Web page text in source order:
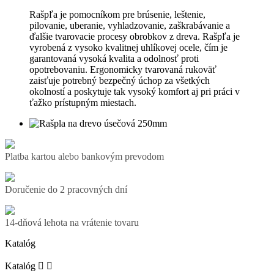
Rašpľa je pomocníkom pre brúsenie, leštenie,
pilovanie, uberanie, vyhladzovanie, zaškrabávanie a
ďalšie tvarovacie procesy obrobkov z dreva. Rašpľa je
vyrobená z vysoko kvalitnej uhlíkovej ocele, čím je
garantovaná vysoká kvalita a odolnosť proti
opotrebovaniu. Ergonomicky tvarovaná rukoväť
zaisťuje potrebný bezpečný úchop za všetkých
okolností a poskytuje tak vysoký komfort aj pri práci v
ťažko prístupným miestach.
Platba kartou alebo bankovým prevodom
Doručenie do 2 pracovných dní
14-dňová lehota na vrátenie tovaru
Katalóg
Katalóg  